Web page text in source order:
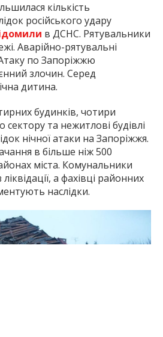
кількість
російського удару
в ДСНС. Рятувальники
Аварійно-рятувальні
по Запоріжжю
злочин. Серед
дитина.
будинків, чотири
та нежитлові будівлі
нічної атаки на Запоріжжя.
в більше ніж 500
міста. Комунальники
а фахівці районних
наслідки.